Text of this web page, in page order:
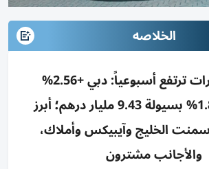
الخلاصه
أسهم الإمارات ترتفع أسبوعياً: دبي +2.56%
وأبوظبي +1.81% بسيولة 9.43 مليار درهم؛ أبرز
الخليج وآيبيكس وأملاك،
والأجانب مشترون